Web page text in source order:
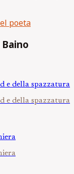
poeta
e della spazzatura
e della spazzatura